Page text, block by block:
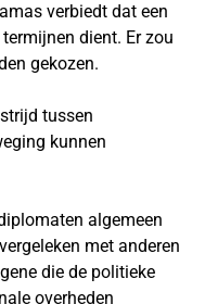
verbiedt dat een
dient. Er zou
gekozen.
tussen
kunnen
algemeen
met anderen
die de politieke
overheden